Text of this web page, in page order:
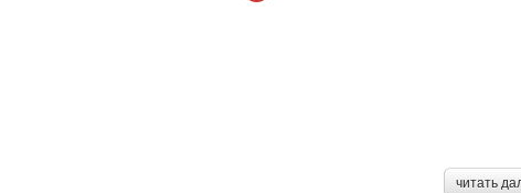
читать